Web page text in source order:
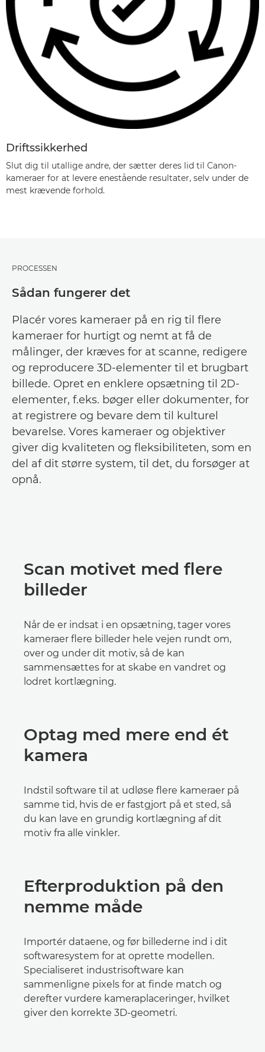
Driftssikkerhed
Slut dig til utallige andre, der sætter deres lid til Canon-
kameraer for at levere enestående resultater, selv under de
mest krævende forhold.
PROCESSEN
Sådan fungerer det
Placér vores kameraer på en rig til flere
kameraer for hurtigt og nemt at få de
målinger, der kræves for at scanne, redigere
og reproducere 3D-elementer til et brugbart
billede. Opret en enklere opsætning til 2D-
elementer, f.eks. bøger eller dokumenter, for
at registrere og bevare dem til kulturel
bevarelse. Vores kameraer og objektiver
giver dig kvaliteten og fleksibiliteten, som en
del af dit større system, til det, du forsøger at
opnå.
Scan motivet med flere
billeder
Når de er indsat i en opsætning, tager vores
kameraer flere billeder hele vejen rundt om,
over og under dit motiv, så de kan
sammensættes for at skabe en vandret og
lodret kortlægning.
Optag med mere end ét
kamera
Indstil software til at udløse flere kameraer på
samme tid, hvis de er fastgjort på et sted, så
du kan lave en grundig kortlægning af dit
motiv fra alle vinkler.
Efterproduktion på den
nemme måde
Importér dataene, og før billederne ind i dit
softwaresystem for at oprette modellen.
Specialiseret industrisoftware kan
sammenligne pixels for at finde match og
derefter vurdere kameraplaceringer, hvilket
giver den korrekte 3D-geometri.